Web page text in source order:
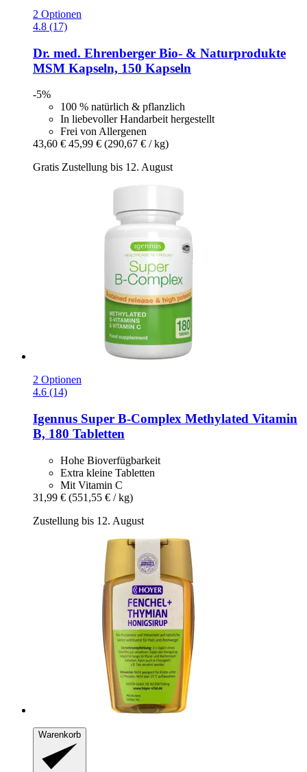
2 Optionen
4.8 (17)
Dr. med. Ehrenberger Bio- & Naturprodukte
MSM Kapseln, 150 Kapseln
-5%
100 % natürlich & pflanzlich
In liebevoller Handarbeit hergestellt
Frei von Allergenen
43,60 € 45,99 € (290,67 € / kg)
Gratis Zustellung bis 12. August
2 Optionen
4.6 (14)
Igennus Super B-​Complex Methylated Vitamin
B, 180 Tabletten
Hohe Bioverfügbarkeit
Extra kleine Tabletten
Mit Vitamin C
31,99 € (551,55 € / kg)
Zustellung bis 12. August
Warenkorb